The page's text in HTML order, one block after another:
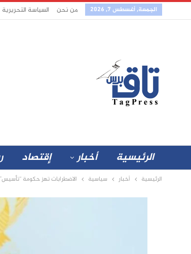
الجمعة, أغسطس 7, 2026 من نحن السياسة التحريرية
الرئيسية أخبار إقتصاد
الرئيسية أخبار سياسية الاضطرابات تهز حكومة